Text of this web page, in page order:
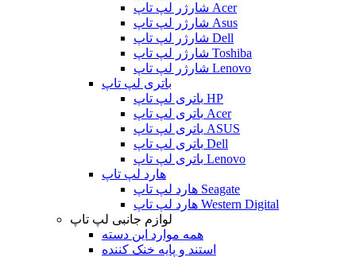
شارژر لپ تاپ Acer
شارژر لپ تاپ Asus
شارژر لپ تاپ Dell
شارژر لپ تاپ Toshiba
شارژر لپ تاپ Lenovo
باتری لپ تاپ
باتری لپ تاپ HP
باتری لپ تاپ Acer
باتری لپ تاپ ASUS
باتری لپ تاپ Dell
باتری لپ تاپ Lenovo
هارد لپ تاپ
هارد لپ تاپ Seagate
هارد لپ تاپ Western Digital
لوازم جانبی لپ تاپ
همه موارد این دسته
استند و پایه خنک کننده